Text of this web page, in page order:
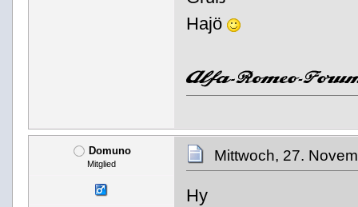
Hajö
Domuno
Mitglied Mittwoch, 27.
Hy